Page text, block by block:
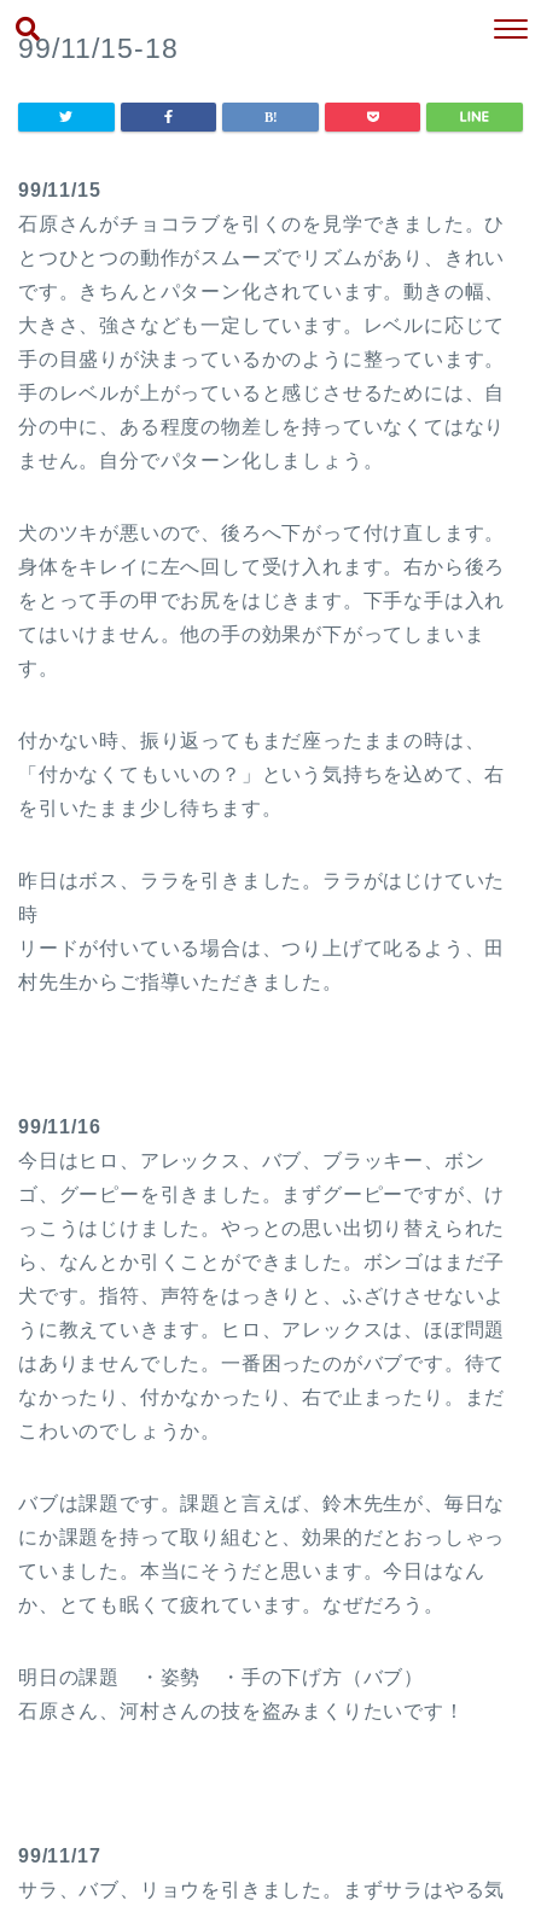
99/11/15-18
99/11/15
石原さんがチョコラブを引くのを見学できました。ひ
とつひとつの動作がスムーズでリズムがあり、きれい
です。きちんとパターン化されています。動きの幅、
大きさ、強さなども一定しています。レベルに応じて
手の目盛りが決まっているかのように整っています。
手のレベルが上がっていると感じさせるためには、自
分の中に、ある程度の物差しを持っていなくてはなり
ません。自分でパターン化しましょう。
犬のツキが悪いので、後ろへ下がって付け直します。
身体をキレイに左へ回して受け入れます。右から後ろ
をとって手の甲でお尻をはじきます。下手な手は入れ
てはいけません。他の手の効果が下がってしまいま
す。
付かない時、振り返ってもまだ座ったままの時は、
「付かなくてもいいの？」という気持ちを込めて、右
を引いたまま少し待ちます。
昨日はボス、ララを引きました。ララがはじけていた
時
リードが付いている場合は、つり上げて叱るよう、田
村先生からご指導いただきました。
99/11/16
今日はヒロ、アレックス、バブ、ブラッキー、ボン
ゴ、グーピーを引きました。まずグーピーですが、け
っこうはじけました。やっとの思い出切り替えられた
ら、なんとか引くことができました。ボンゴはまだ子
犬です。指符、声符をはっきりと、ふざけさせないよ
うに教えていきます。ヒロ、アレックスは、ほぼ問題
はありませんでした。一番困ったのがバブです。待て
なかったり、付かなかったり、右で止まったり。まだ
こわいのでしょうか。
バブは課題です。課題と言えば、鈴木先生が、毎日な
にか課題を持って取り組むと、効果的だとおっしゃっ
ていました。本当にそうだと思います。今日はなん
か、とても眠くて疲れています。なぜだろう。
明日の課題 ・姿勢 ・手の下げ方（バブ）
石原さん、河村さんの技を盗みまくりたいです！
99/11/17
サラ、バブ、リョウを引きました。まずサラはやる気